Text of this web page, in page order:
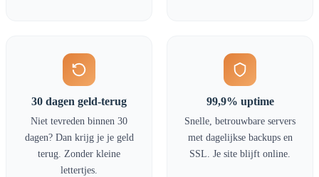
30 dagen geld-terug
Niet tevreden binnen 30
dagen? Dan krijg je je geld
terug. Zonder kleine
lettertjes.
99,9% uptime
Snelle, betrouwbare servers
met dagelijkse backups en
SSL. Je site blijft online.